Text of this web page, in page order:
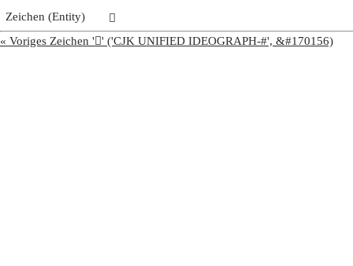
Zeichen (Entity)
𩢭
« Voriges Zeichen '𩢬' ('CJK UNIFIED IDEOGRAPH-#', &#170156)